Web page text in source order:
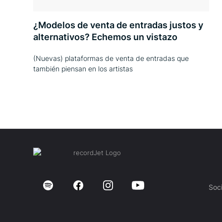
¿Modelos de venta de entradas justos y
alternativos? Echemos un vistazo
(Nuevas) plataformas de venta de entradas que
también piensan en los artistas